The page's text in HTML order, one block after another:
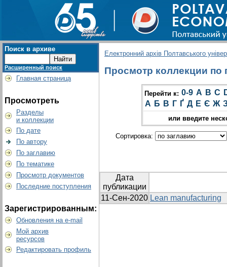
Поиск в архиве
Расширенный поиск
Главная страница
Просмотреть
Разделы
и коллекции
По дате
По автору
По заглавию
По тематике
Просмотр документов
Последние поступления
Зарегистрированным:
Обновления на e-mail
Мой архив
ресурсов
Редактировать профиль
Електронний архів Полтавського
Просмотр коллекции по
Перейти к: 0-9 A B C
А Б В Г Ґ Д Е Є Ж
или введите
Сортировка:
Дата
публикации
11-Сен-2020 Lean manufacturing